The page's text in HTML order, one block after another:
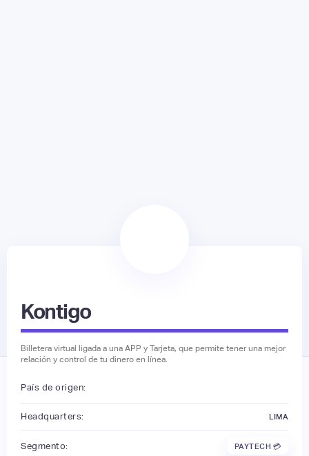
Kontigo
Billetera virtual ligada a una APP y Tarjeta, que permite tener una mejor
relación y control de tu dinero en línea.
País de origen:
Headquarters: LIMA
Segmento: PAYTECH 💳